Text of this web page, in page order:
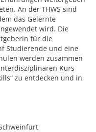
An der THWS sind
das Gelernte
wird. Die
für die
Studierende und eine
werden zusammen
Kurs
zu entdecken und in